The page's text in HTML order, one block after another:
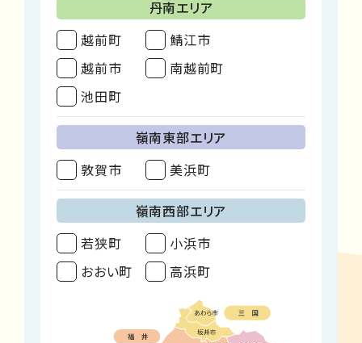
丹南エリア
越前町
鯖江市
越前市
南越前町
池田町
嶺南東部エリア
敦賀市
美浜町
嶺南西部エリア
若狭町
小浜市
おおい町
高浜町